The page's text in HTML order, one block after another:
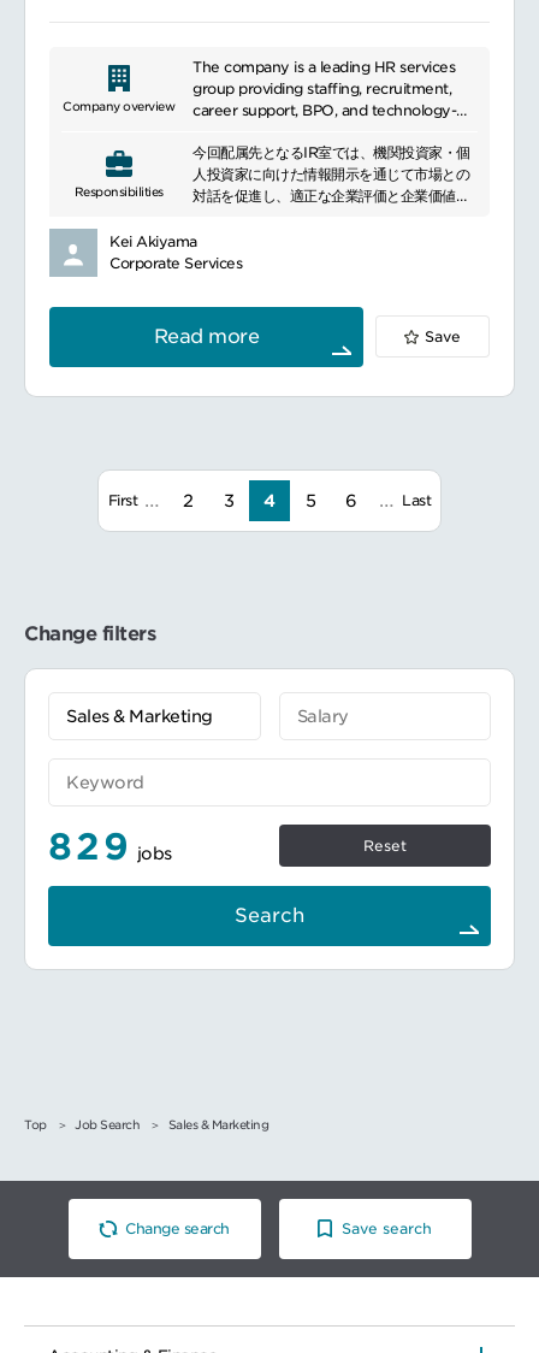
フレックスタイム制（コアタイムなし）
リモートワーク可（出社頻度週１回程度）
充実した福利厚生
━━━━━━━━━━━━━━━#spotlightjob3
Company overview
The company is a leading HR services
group providing staffing, recruitment,
career support, BPO, and technology-
individuals and organizations through
talent acquisition, workforce
management, outsourcing, and digital
international markets.
Responsibilities
今回配属先となるIR室では、機関投資家・個
人投資家に向けた情報開示を通じて市場との
対話を促進し、適正な企業評価と企業価値向
担当いただきます。
株式市場を定量的に分析のうえ、投資家ター
経営戦略や財務戦略・資本政策の策定等につ
いて、主管部署ではないがIR目線で関与・連
携
決算説明資料、その他適時開示資料などの作
アナリスト、機関投資家の関心事などの経営
陣へのレポーティング
自社IR Webサイトのメンテナンスなど
す。
Kei Akiyama
Corporate Services
Read more Save
First … 2 3 4 5 6 … Last
Change filters
829 jobs
Search
Reset
Top Job Search Sales & Marketing
Change search Save search